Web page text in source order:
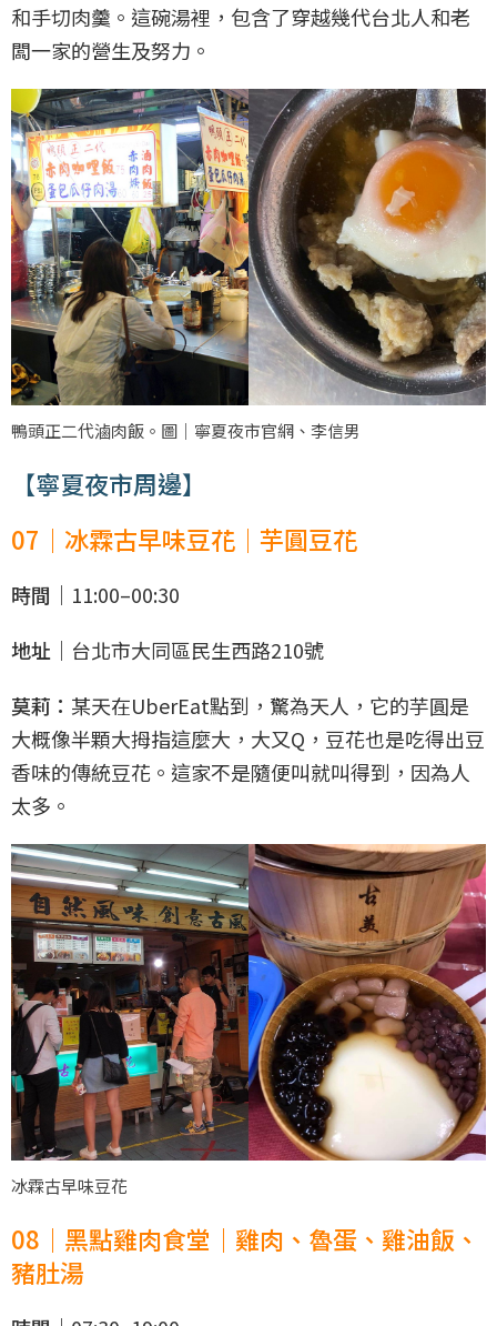
和手切肉羹。這碗湯裡，包含了穿越幾代台北人和老
闆一家的營生及努力。
鴨頭正二代滷肉飯。圖｜寧夏夜市官網、李信男
【寧夏夜市周邊】
07｜冰霖古早味豆花｜芋圓豆花
時間｜ 11:00–00:30
地址｜ 台北市大同區民生西路210號
莫莉： 某天在UberEat點到，驚為天人，它的芋圓是
大概像半顆大拇指這麼大，大又Q，豆花也是吃得出豆
香味的傳統豆花。這家不是隨便叫就叫得到，因為人
太多。
冰霖古早味豆花
08｜黑點雞肉食堂｜雞肉、魯蛋、雞油飯、
豬肚湯